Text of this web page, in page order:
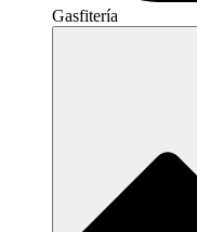
Gasfitería